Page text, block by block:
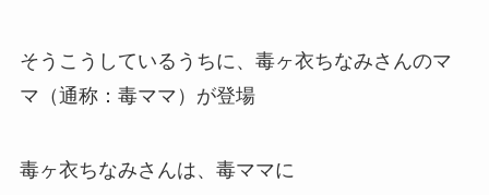
そうこうしているうちに、 毒ヶ衣ちなみさんのマ
マ（通称：毒ママ）が登場
毒ヶ衣ちなみさんは、毒ママに